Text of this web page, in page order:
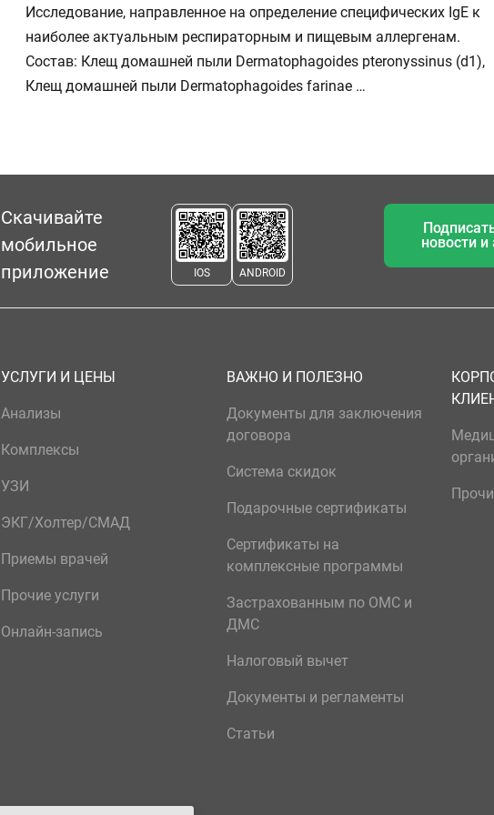
Исследование, направленное на определение специфических IgE к
наиболее актуальным респираторным и пищевым аллергенам.
Состав: Клещ домашней пыли Dermatophagoides pteronyssinus (d1),
Клещ домашней пыли Dermatophagoides farinae …
Скачивайте
мобильное
приложение
IOS ANDROID
новости и
УСЛУГИ И ЦЕНЫ
Анализы
Комплексы
УЗИ
ЭКГ/Холтер/СМАД
Приемы врачей
Прочие услуги
Онлайн-запись
ВАЖНО И ПОЛЕЗНО
Документы для заключения
договора
Система скидок
Подарочные сертификаты
Сертификаты на
комплексные программы
Застрахованным по ОМС и
ДМС
Налоговый вычет
Документы и регламенты
Статьи